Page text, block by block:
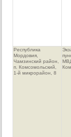
Республика
Мордовия,
Чамзинский район,
п. Комсомольский,
1-й микрорайон, 8